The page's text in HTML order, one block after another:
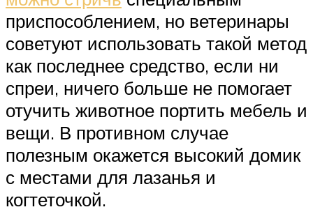
приспособлением, но ветеринары
советуют использовать такой метод
как последнее средство, если ни
спреи, ничего больше не помогает
отучить животное портить мебель и
вещи. В противном случае
полезным окажется высокий домик
с местами для лазанья и
когтеточкой.